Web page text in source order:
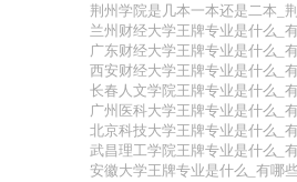
荆州学院是几本一本还是二本_
兰州财经大学王牌专业是什么_
广东财经大学王牌专业是什么_
西安财经大学王牌专业是什么_
长春人文学院王牌专业是什么_
广州医科大学王牌专业是什么_
北京科技大学王牌专业是什么_
武昌理工学院王牌专业是什么_
安徽大学王牌专业是什么_有哪